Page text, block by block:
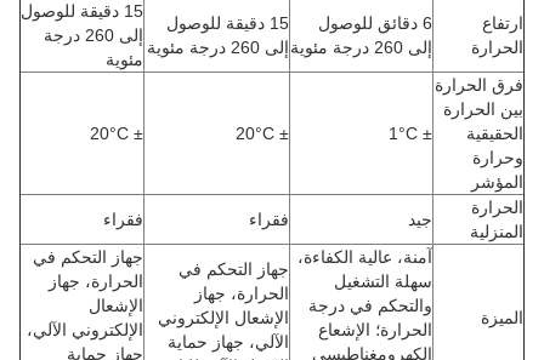
ارتفاع
الحرارة
6 دقائق للوصول
إلى 260 درجة مئوية
15 دقيقة للوصول
إلى 260 درجة مئوية
15 دقيقة للوصول
إلى 260 درجة
مئوية
فرق الحرارة
بين الحرارة
الحقيقية
وحرارة
المؤشر
± 1°C
± 20°C
± 20°C
الحرارة
المنزلية
جيد فقراء فقراء
الميزة
آمنة، عالية الكفاءة،
سهلة التشغيل
والتحكم في درجة
الحرارة؛ الإشعاع
الكهرومغناطيسي
جهاز التحكم في
الحرارة، جهاز
الإشعال الإلكتروني
الآلي، جهاز حماية
جهاز التحكم في
الحرارة، جهاز
الإشعال
الإلكتروني الآلي،
جهاز حماية